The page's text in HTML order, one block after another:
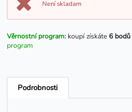
Není skladam
Věrnostní program: koupí získáte 6 bodů
program
Podrobnosti